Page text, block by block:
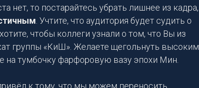
нет, то постарайтесь убрать лишнее из кадра,
. Учтите, что аудитория будет судить о
чтобы коллеги узнали о том, что Вы из
группы «КиШ». Желаете щегольнуть высоким
тумбочку фарфоровую вазу эпохи Мин.
к тому, что мы можем переносить